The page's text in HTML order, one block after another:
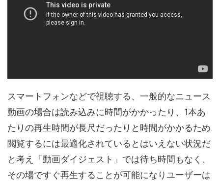
スマートフォンなどで視聴する、一般的なニュース
動画の場合は読み込みに時間がかかったり、1本あ
たりの再生時間が長尺だったりと時間がかかるため
閲覧するには最適化されているとはいえない状況だ
と考え「動画ダイジェスト」では待ち時間もなく、
その場ですぐ再生することが可能になりユーザーは